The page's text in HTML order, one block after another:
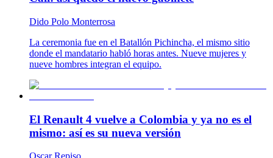
Dido Polo Monterrosa
La ceremonia fue en el Batallón Pichincha, el mismo sitio
donde el mandatario habló horas antes. Nueve mujeres y
nueve hombres integran el equipo.
El Renault 4 vuelve a Colombia y ya no es el
mismo: así es su nueva versión